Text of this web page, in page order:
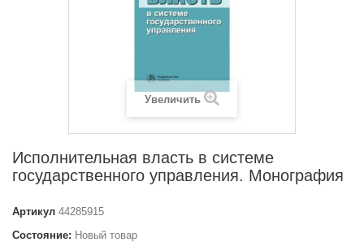
Увеличить
Исполнительная власть в системе
государственного управления. Монография
Артикул 44285915
Состояние: Новый товар